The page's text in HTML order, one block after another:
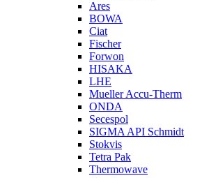
Ares
BOWA
Ciat
Fischer
Forwon
HISAKA
LHE
Mueller Accu-Therm
ONDA
Secespol
SIGMA API Schmidt
Stokvis
Tetra Pak
Thermowave